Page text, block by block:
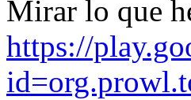
Mirar lo que
https://